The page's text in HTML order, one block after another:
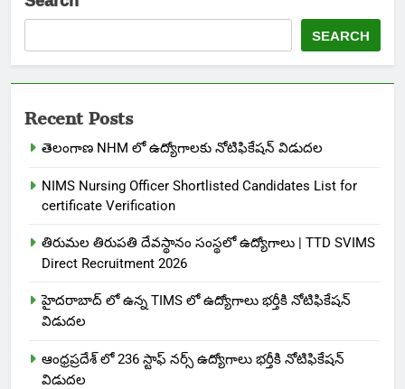
SEARCH
Recent Posts
తెలంగాణ NHM లో ఉద్యోగాలకు నోటిఫికేషన్ విడుదల
NIMS Nursing Officer Shortlisted Candidates List for
certificate Verification
తిరుమల తిరుపతి దేవస్థానం సంస్థలో ఉద్యోగాలు | TTD SVIMS
Direct Recruitment 2026
హైదరాబాద్ లో ఉన్న TIMS లో ఉద్యోగాలు భర్తీకి నోటిఫికేషన్
విడుదల
ఆంధ్రప్రదేశ్ లో 236 స్టాఫ్ నర్స్ ఉద్యోగాలు భర్తీకి నోటిఫికేషన్
విడుదల